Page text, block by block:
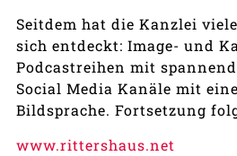
Seitdem hat die Kanzlei
sich entdeckt: Image- und
Podcastreihen mit
Social Media Kanäle mit
Bildsprache. Fortsetzung
www.rittershaus.net